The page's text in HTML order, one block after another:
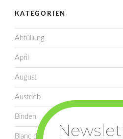
KATEGORIEN
Abfüllung
April
August
Austrieb
Binden
Blanc de Noir